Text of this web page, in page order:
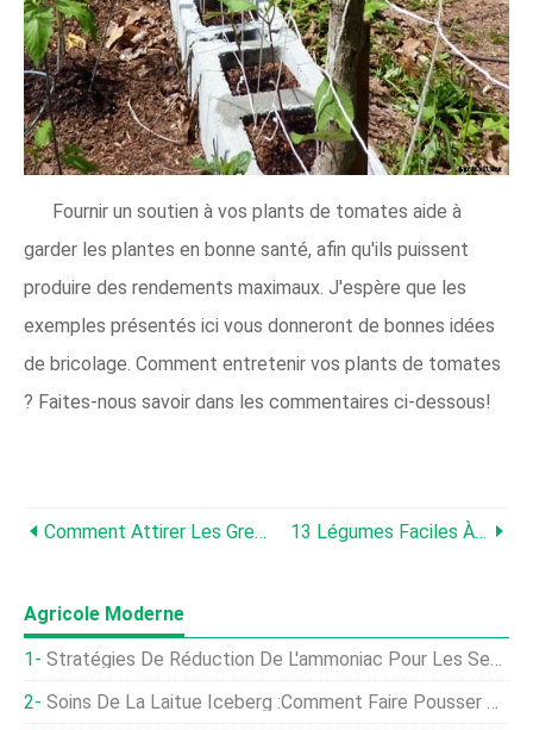
Fournir un soutien à vos plants de tomates aide à
garder les plantes en bonne santé, afin qu'ils puissent
produire des rendements maximaux. J'espère que les
exemples présentés ici vous donneront de bonnes idées
de bricolage. Comment entretenir vos plants de tomates
? Faites-nous savoir dans les commentaires ci-dessous!
Comment Attirer Les Grenouilles Et Les Crapauds Dans Votre Jardin 13 Légumes Faciles À Semer Directement
Agricole Moderne
Stratégies De Réduction De L'ammoniac Pour Les Secteurs Porcin Et Avicole
Soins De La Laitue Iceberg :comment Faire Pousser Des Têtes De Laitue Iceberg